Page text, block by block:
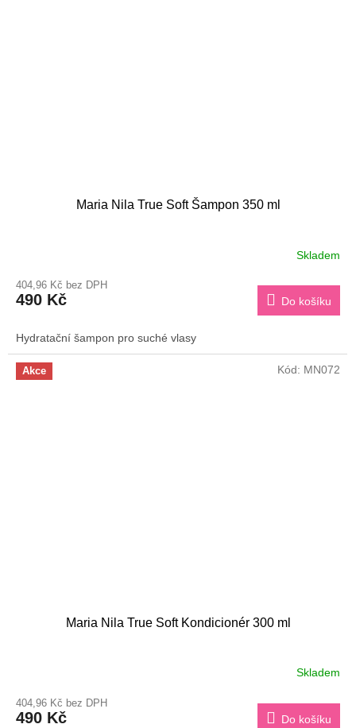
Maria Nila True Soft Šampon 350 ml
Skladem
404,96 Kč bez DPH
490 Kč Do košíku
Hydratační šampon pro suché vlasy
Akce
Maria Nila True Soft Kondicionér 300 ml
Skladem
404,96 Kč bez DPH
490 Kč Do košíku
Kód: MN072